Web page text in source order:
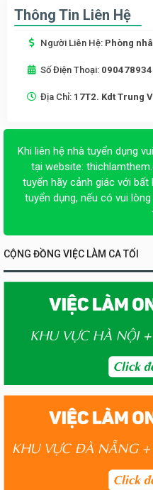
Thông Tin Liên Hệ
Người Liên Hệ: Phòng
Số Điện Thoại:
Địa Chỉ: 17T2. Kdt Trung
Khi liên hệ nhà tuyển dụng
tại website:
tuyển hãy cảnh giác với
tuyển dụng, nếu có vui
CỘNG ĐỒNG VIỆC LÀM CA TỐI